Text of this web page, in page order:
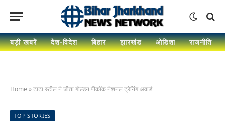
बड़ी खबरें देश-विदेश बिहार झारखंड ओडिशा राजनीति
Home »टाटा स्टील ने जीता गोल्डन पीकॉक नेशनल ट्रेनिंग अवार्ड
TOP STORIES